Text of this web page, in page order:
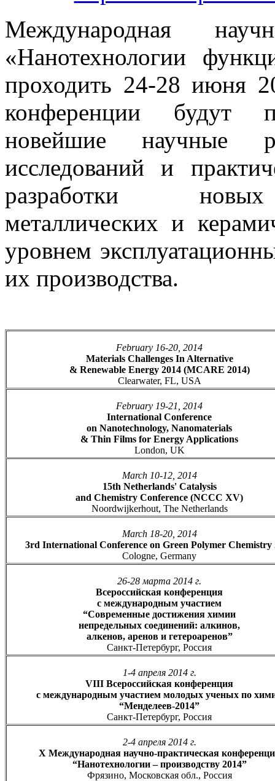
Международная
«Нанотехнологии
проходить 24-28 июня
конференции будут
новейшие научные
исследований и
разработки новых
металлических и
уровнем
их производства.
February 16-20, 2014
Materials Challenges In Alternative
& Renewable Energy 2014 (MCARE 2014)
Clearwater, FL, USA
February 19-21, 2014
International Conference
on Nanotechnology, Nanomaterials
& Thin Films for Energy Applications
London, UK
March 10-12, 2014
15th Netherlands' Catalysis
and Chemistry Conference (NCCC XV)
Noordwijkerhout, The Netherlands
March 18-20, 2014
3rd International Conference on Green Polymer Chemistry
Cologne, Germany
26-28 марта 2014 г.
Всероссийская конференция
с международным участием
“Современные достижения химии
непредельных соединений: алкинов,
алкенов, аренов и гетероаренов”
Санкт-Петербург, Россия
1-4 апреля 2014 г.
VIII Всероссийская конференция
с международным участием молодых ученых по
“Менделеев-2014”
Санкт-Петербург, Россия
2-4 апреля 2014 г.
Х Международная научно-практическая
“Нанотехнологии – производству 2014”
Фрязино, Московская обл., Россия